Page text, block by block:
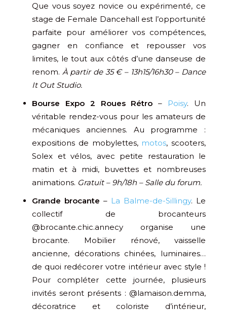
Que vous soyez novice ou expérimenté, ce
stage de Female Dancehall est l’opportunité
parfaite pour améliorer vos compétences,
gagner en confiance et repousser vos
limites, le tout aux côtés d’une danseuse de
renom. À partir de 35 € – 13h15/16h30 – Dance
It Out Studio.
Bourse Expo 2 Roues Rétro – Poisy. Un
véritable rendez-vous pour les amateurs de
mécaniques anciennes. Au programme :
expositions de mobylettes, motos, scooters,
Solex et vélos, avec petite restauration le
matin et à midi, buvettes et nombreuses
animations. Gratuit – 9h/18h – Salle du forum.
Grande brocante – La Balme-de-Sillingy. Le
collectif de brocanteurs
@brocante.chic.annecy organise une
brocante. Mobilier rénové, vaisselle
ancienne, décorations chinées, luminaires…
de quoi redécorer votre intérieur avec style !
Pour compléter cette journée, plusieurs
invités seront présents : @lamaison.demma,
décoratrice et coloriste d’intérieur,